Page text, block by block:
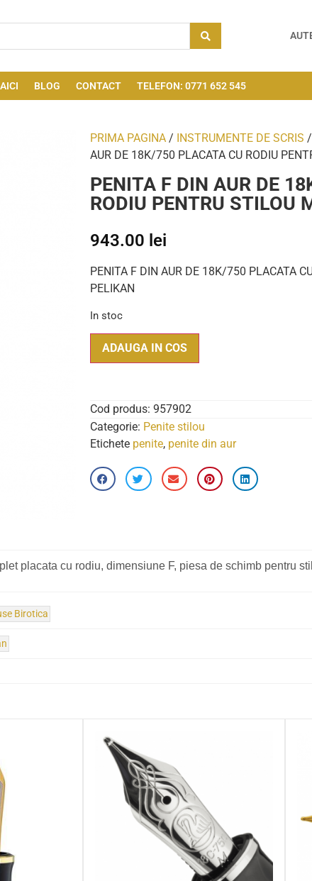
BLOG CONTACT TELEFON: 0771 652 545
PRIMA PAGINA / INSTRUMENTE DE SCRIS /
AUR DE 18K/750 PLACATA CU RODIU
PENITA F DIN AUR DE
RODIU PENTRU STILOU
943.00 lei
PENITA F DIN AUR DE 18K/750 PLACATA
PELIKAN
In stoc
ADAUGA IN COS
Cod produs: 957902
Categorie: Penite stilou
Etichete penite, penite din aur
placata cu rodiu, dimensiune F, piesa de schimb pentru
Birotica